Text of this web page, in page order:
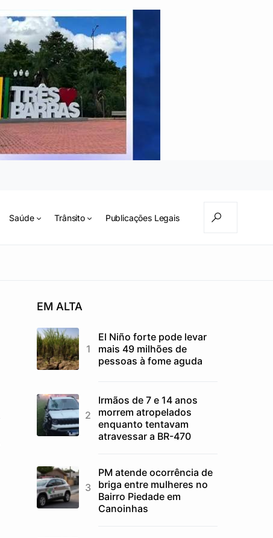
Saúde Trânsito Publicações Legais
EM ALTA
El Niño forte pode levar
mais 49 milhões de
pessoas à fome aguda
Irmãos de 7 e 14 anos
morrem atropelados
enquanto tentavam
atravessar a BR-470
PM atende ocorrência de
briga entre mulheres no
Bairro Piedade em
Canoinhas